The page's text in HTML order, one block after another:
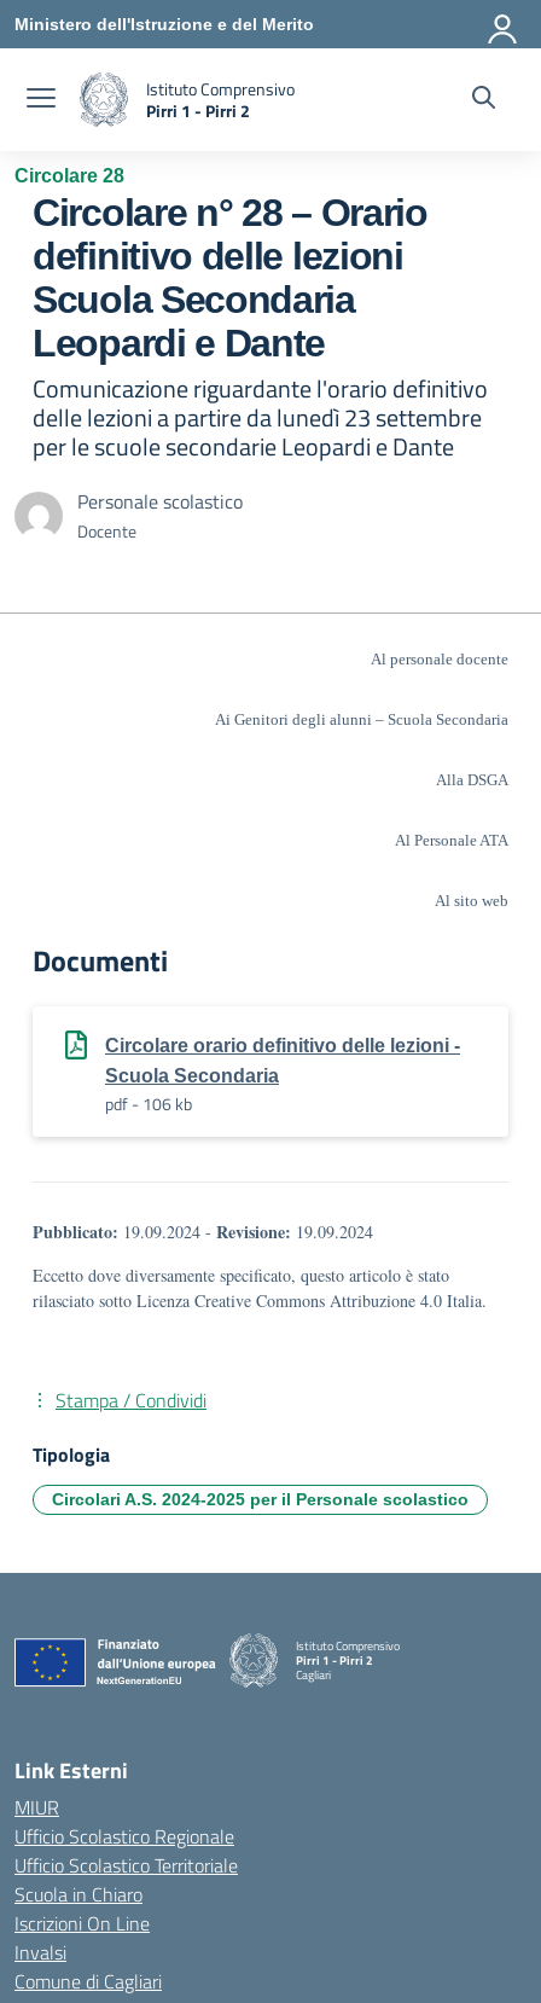
Vai ai contenuti
Vai al menu di navigazione
Vai al footer
Ministero dell'Istruzione e del Merito
Istituto Comprensivo
Pirri 1 - Pirri 2
Circolare 28
Circolare n° 28 – Orario
definitivo delle lezioni
Scuola Secondaria
Leopardi e Dante
Comunicazione riguardante l'orario definitivo
delle lezioni a partire da lunedì 23 settembre
per le scuole secondarie Leopardi e Dante
Personale scolastico
Docente
Al personale docente
Ai Genitori degli alunni – Scuola Secondaria
Alla DSGA
Al Personale ATA
Al sito web
Documenti
Circolare orario definitivo delle lezioni -
Scuola Secondaria
pdf - 106 kb
Pubblicato: 19.09.2024 - Revisione: 19.09.2024
Eccetto dove diversamente specificato, questo articolo è stato
rilasciato sotto Licenza Creative Commons Attribuzione 4.0 Italia.
Stampa / Condividi
Tipologia
Circolari A.S. 2024-2025 per il Personale scolastico
Istituto Comprensivo
Pirri 1 - Pirri 2
Cagliari
— Visita la pagina iniziale della scuola
Link Esterni
MIUR
Ufficio Scolastico Regionale
Ufficio Scolastico Territoriale
Scuola in Chiaro
Iscrizioni On Line
Invalsi
Comune di Cagliari